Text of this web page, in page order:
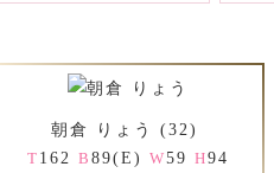
朝倉 りょう (32)
T 162 B 89(E) W59 H94